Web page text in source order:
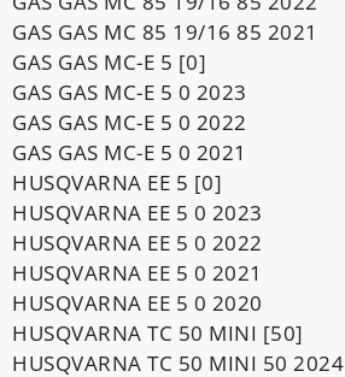
GAS GAS MC 85 19/16 85 2021
GAS GAS MC-E 5 [0]
GAS GAS MC-E 5 0 2023
GAS GAS MC-E 5 0 2022
GAS GAS MC-E 5 0 2021
HUSQVARNA EE 5 [0]
HUSQVARNA EE 5 0 2023
HUSQVARNA EE 5 0 2022
HUSQVARNA EE 5 0 2021
HUSQVARNA EE 5 0 2020
HUSQVARNA TC 50 MINI [50]
HUSQVARNA TC 50 MINI 50 2024